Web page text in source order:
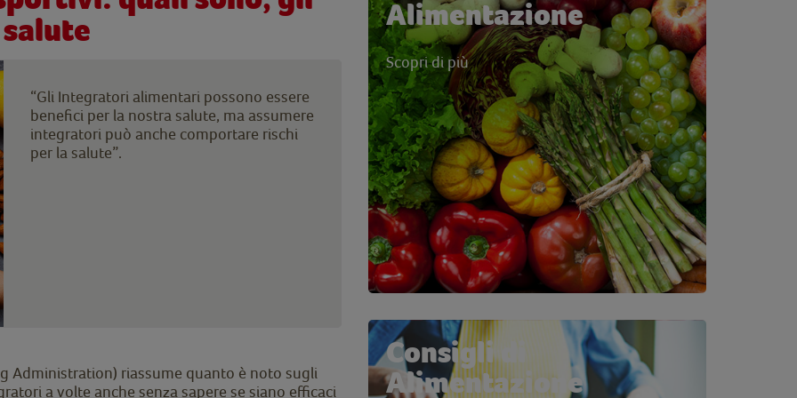
“Gli Integratori alimentari possono essere
benefici per la nostra salute, ma assumere
integratori può anche comportare rischi
per la salute”.
Administration) riassume quanto è noto sugli
a volte anche senza sapere se siano efficaci
Alimentazione
Scopri di più
Consigli di
Alimentazione